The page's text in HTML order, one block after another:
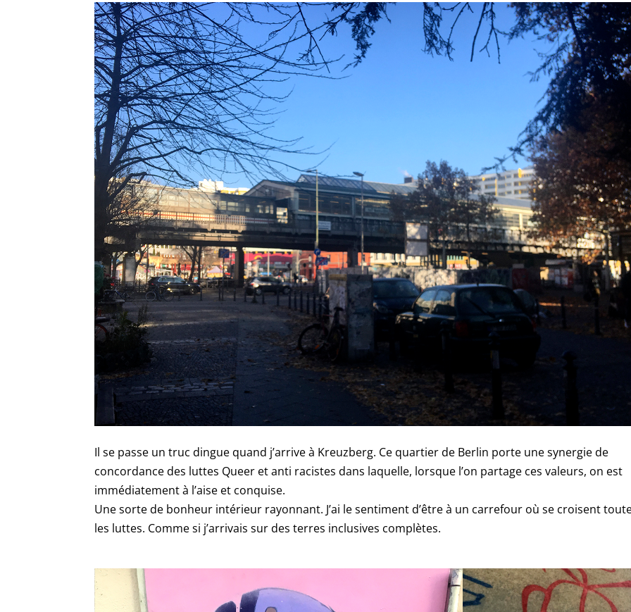
Il se passe un truc dingue quand j’arrive à Kreuzberg. Ce quartier de Berlin porte une synergie de
concordance des luttes Queer et anti racistes dans laquelle, lorsque l’on partage ces valeurs, on est
immédiatement à l’aise et conquise.
Une sorte de bonheur intérieur rayonnant. J’ai le sentiment d’être à un carrefour où se croisent
les luttes. Comme si j’arrivais sur des terres inclusives complètes.